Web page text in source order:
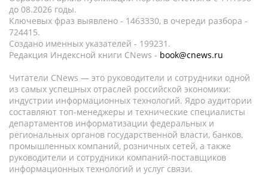
до 08.2026 годы.
Ключевых фраз выявлено - 1463330, в очереди разбора -
724415.
Создано именных указателей - 199231.
Редакция Индексной книги CNews - book@cnews.ru
Читатели CNews — это руководители и сотрудники одной
из самых успешных отраслей российской экономики:
индустрии информационных технологий. Ядро аудитории
составляют топ-менеджеры и технические специалисты
департаментов информатизации федеральных и
региональных органов государственной власти, банков,
промышленных компаний, розничных сетей, а также
руководители и сотрудники компаний-поставщиков
информационных технологий и услуг связи.